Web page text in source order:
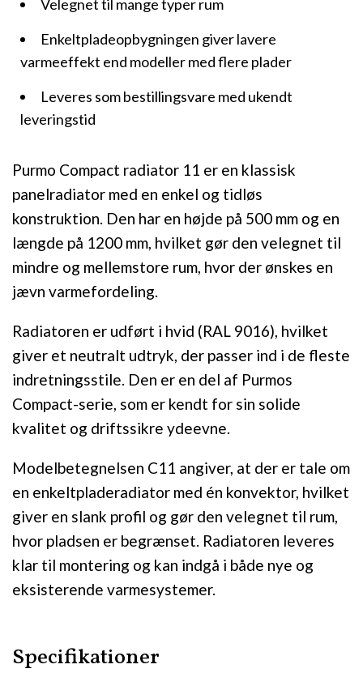
Purmo Compact radiator 11 er en klassisk
panelradiator med en enkel og tidløs
konstruktion. Den har en højde på 500 mm og en
længde på 1200 mm, hvilket gør den velegnet til
mindre og mellemstore rum, hvor der ønskes en
jævn varmefordeling.
Radiatoren er udført i hvid (RAL 9016), hvilket
giver et neutralt udtryk, der passer ind i de fleste
indretningsstile. Den er en del af Purmos
Compact-serie, som er kendt for sin solide
kvalitet og driftssikre ydeevne.
Modelbetegnelsen C11 angiver, at der er tale om
en enkeltpladeradiator med én konvektor, hvilket
giver en slank profil og gør den velegnet til rum,
hvor pladsen er begrænset. Radiatoren leveres
klar til montering og kan indgå i både nye og
eksisterende varmesystemer.
Velegnet til mange typer rum
Enkeltpladeopbygningen giver lavere
varmeeffekt end modeller med flere plader
Leveres som bestillingsvare med ukendt
leveringstid
Specifikationer